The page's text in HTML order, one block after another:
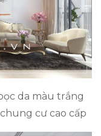
da màu trắng
cư cao cấp